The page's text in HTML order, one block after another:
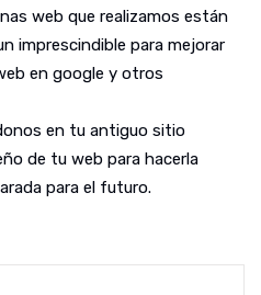
web que realizamos están
imprescindible para mejorar
en google y otros
en tu antiguo sitio
de tu web para hacerla
para el futuro.